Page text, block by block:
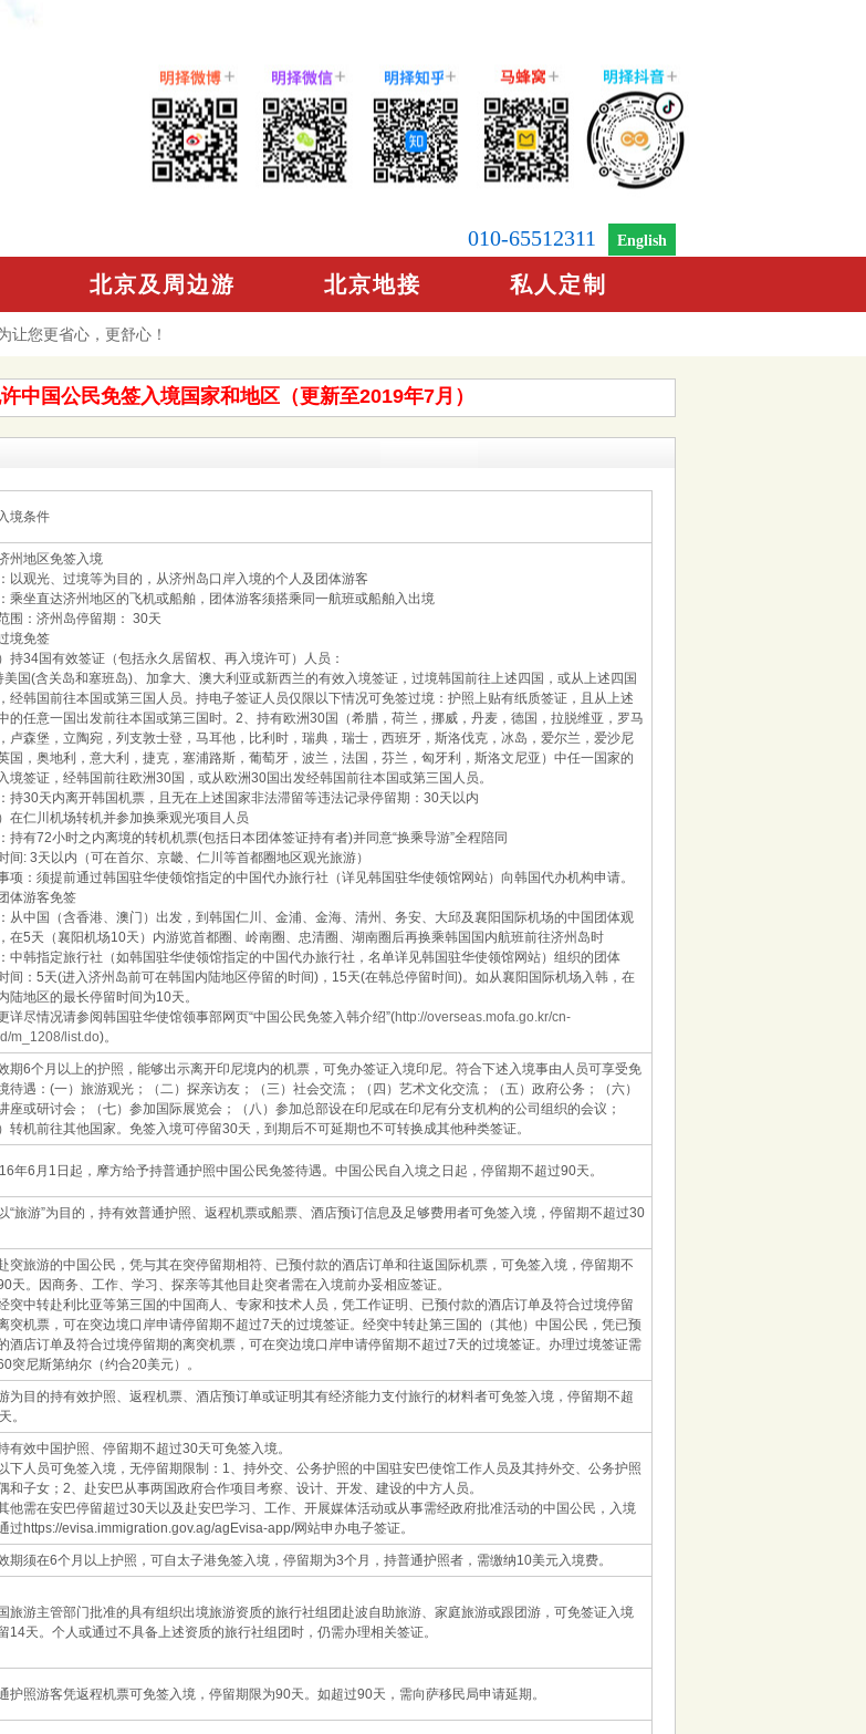
010-65512311 English
北京及周边游 北京地接 私人定制
让您更省心，更舒心！
中国公民免签入境国家和地区（更新至2019年7月）
境条件
州地区免签入境
以观光、过境等为目的，从济州岛口岸入境的个人及团体游客
乘坐直达济州地区的飞机或船舶，团体游客须搭乘同一航班或船舶入出境
围：济州岛停留期： 30天
境免签
）持34国有效签证（包括永久居留权、再入境许可）人员：
美国(含关岛和塞班岛)、加拿大、澳大利亚或新西兰的有效入境签证，过境韩国前往上述四国，或从上述四国
经韩国前往本国或第三国人员。持电子签证人员仅限以下情况可免签过境：护照上贴有纸质签证，且从上述
的任意一国出发前往本国或第三国时。2、持有欧洲30国（希腊，荷兰，挪威，丹麦，德国，拉脱维亚，罗马
卢森堡，立陶宛，列支敦士登，马耳他，比利时，瑞典，瑞士，西班牙，斯洛伐克，冰岛，爱尔兰，爱沙尼
国，奥地利，意大利，捷克，塞浦路斯，葡萄牙，波兰，法国，芬兰，匈牙利，斯洛文尼亚）中任一国家的
境签证，经韩国前往欧洲30国，或从欧洲30国出发经韩国前往本国或第三国人员。
持30天内离开韩国机票，且无在上述国家非法滞留等违法记录停留期：30天以内
）在仁川机场转机并参加换乘观光项目人员
持有72小时之内离境的转机机票(包括日本团体签证持有者)并同意“换乘导游”全程陪同
间: 3天以内（可在首尔、京畿、仁川等首都圈地区观光旅游）
项：须提前通过韩国驻华使领馆指定的中国代办旅行社（详见韩国驻华使领馆网站）向韩国代办机构申请。
体游客免签
从中国（含香港、澳门）出发，到韩国仁川、金浦、金海、清州、务安、大邱及襄阳国际机场的中国团体观
在5天（襄阳机场10天）内游览首都圈、岭南圈、忠清圈、湖南圈后再换乘韩国国内航班前往济州岛时
中韩指定旅行社（如韩国驻华使领馆指定的中国代办旅行社，名单详见韩国驻华使领馆网站）组织的团体
间：5天(进入济州岛前可在韩国内陆地区停留的时间)，15天(在韩总停留时间)。如从襄阳国际机场入韩，在
陆地区的最长停留时间为10天。
详尽情况请参阅韩国驻华使馆领事部网页“中国公民免签入韩介绍”(http://overseas.mofa.go.kr/cn-
m_1208/list.do)。
期6个月以上的护照，能够出示离开印尼境内的机票，可免办签证入境印尼。符合下述入境事由人员可享受免
待遇：(一）旅游观光；（二）探亲访友；（三）社会交流；（四）艺术文化交流；（五）政府公务；（六）
座或研讨会；（七）参加国际展览会；（八）参加总部设在印尼或在印尼有分支机构的公司组织的会议；
）转机前往其他国家。免签入境可停留30天，到期后不可延期也不可转换成其他种类签证。
年6月1日起，摩方给予持普通护照中国公民免签待遇。中国公民自入境之日起，停留期不超过90天。
“旅游”为目的，持有效普通护照、返程机票或船票、酒店预订信息及足够费用者可免签入境，停留期不超过30
突旅游的中国公民，凭与其在突停留期相符、已预付款的酒店订单和往返国际机票，可免签入境，停留期不
天。因商务、工作、学习、探亲等其他目赴突者需在入境前办妥相应签证。
突中转赴利比亚等第三国的中国商人、专家和技术人员，凭工作证明、已预付款的酒店订单及符合过境停留
突机票，可在突边境口岸申请停留期不超过7天的过境签证。经突中转赴第三国的（其他）中国公民，凭已预
酒店订单及符合过境停留期的离突机票，可在突边境口岸申请停留期不超过7天的过境签证。办理过境签证需
突尼斯第纳尔（约合20美元）。
为目的持有效护照、返程机票、酒店预订单或证明其有经济能力支付旅行的材料者可免签入境，停留期不超
。
有效中国护照、停留期不超过30天可免签入境。
下人员可免签入境，无停留期限制：1、持外交、公务护照的中国驻安巴使馆工作人员及其持外交、公务护照
和子女；2、赴安巴从事两国政府合作项目考察、设计、开发、建设的中方人员。
他需在安巴停留超过30天以及赴安巴学习、工作、开展媒体活动或从事需经政府批准活动的中国公民，入境
过 https://evisa.immigration.gov.ag/agEvisa-app/网站申办电子签证。
期须在6个月以上护照，可自太子港免签入境，停留期为3个月，持普通护照者，需缴纳10美元入境费。
旅游主管部门批准的具有组织出境旅游资质的旅行社组团赴波自助旅游、家庭旅游或跟团游，可免签证入境
14天。个人或通过不具备上述资质的旅行社组团时，仍需办理相关签证。
护照游客凭返程机票可免签入境，停留期限为90天。如超过90天，需向萨移民局申请延期。